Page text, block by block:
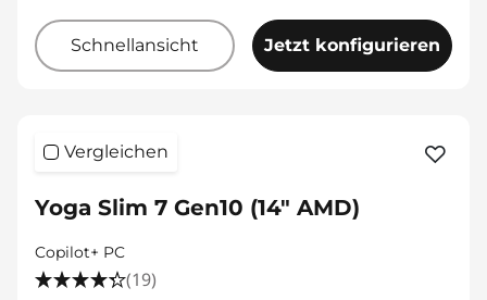
Schnellansicht Jetzt konfigurieren
Vergleichen
Yoga Slim 7 Gen10 (14" AMD)
Copilot+ PC
(19)